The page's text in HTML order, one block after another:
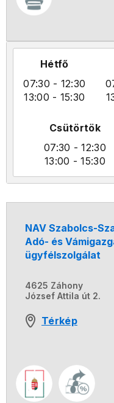
Hétfő
07:30 - 12:30
13:00 - 15:30
Csütörtök
07:30 - 12:30
13:00 - 15:30
NAV Szabolcs-
Adó- és
ügyfélszolgálat
4625 Záhony
József Attila út 2.
Térkép